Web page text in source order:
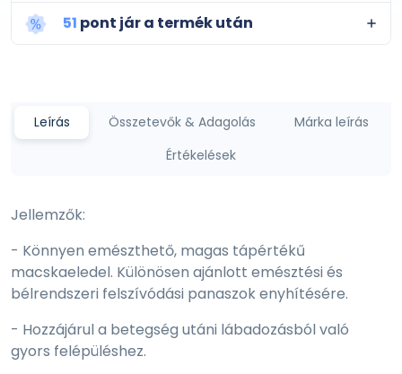
51 pont jár a termék után
Leírás Összetevők & Adagolás
Márka leírás
Értékelések
Jellemzők:
- Könnyen emészthető, magas tápértékű
macskaeledel. Különösen ajánlott emésztési és
bélrendszeri felszívódási panaszok enyhítésére.
- Hozzájárul a betegség utáni lábadozásból való
gyors felépüléshez.